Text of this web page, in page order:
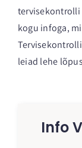
tervisekontrolli
kogu infoga,
leiad lehe
Info